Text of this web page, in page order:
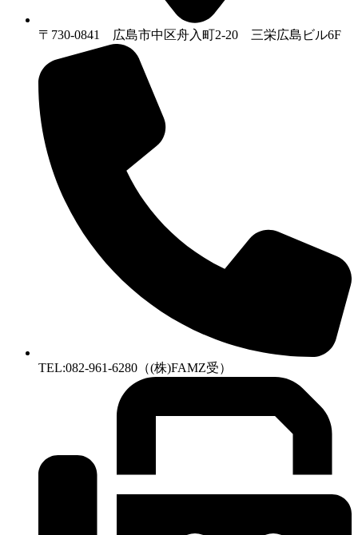
〒730-0841 広島市中区舟入町2-20 三栄広島ビル6F
TEL:082-961-6280（(株)FAMZ受）